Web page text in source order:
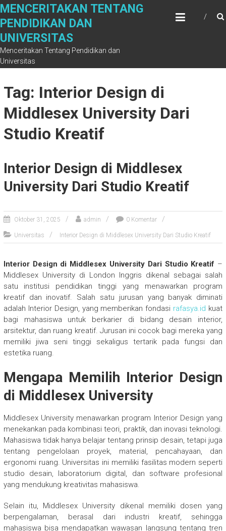
Skip
content
MENCERITAKAN TENTANG
PENDIDIKAN DAN
UNIVERSITAS
Menceritakan Tentang Pendidikan dan
Universitas
Tag: Interior Design di
Middlesex University Dari
Studio Kreatif
Interior Design di Middlesex
University Dari Studio Kreatif
Oktober 31, 2025 admin 0 Komentar
Universitas Interior Design di Middlesex University Dari Studio Kreatif
Interior Design di Middlesex University Dari Studio Kreatif –
Middlesex University di London Inggris dikenal sebagai salah
satu institusi pendidikan tinggi yang menawarkan program
kreatif dan inovatif. Salah satu jurusan yang banyak diminati
adalah Interior Design, yang memberikan fondasi rafasya.id kuat
bagi mahasiswa untuk berkarier di bidang desain interior,
arsitektur, dan ruang kreatif. Jurusan ini cocok bagi mereka yang
memiliki jiwa seni tinggi sekaligus tertarik pada fungsi dan
estetika ruang.
Mengapa Memilih Interior Design
di Middlesex University
Middlesex University menawarkan program Interior Design yang
menekankan pada kombinasi teori, praktik, dan inovasi teknologi.
Mahasiswa tidak hanya belajar tentang prinsip desain, tetapi juga
tentang pengelolaan proyek, material, pencahayaan, dan
ergonomi ruang. Universitas ini memiliki fasilitas modern seperti
studio desain, laboratorium digital, dan software profesional
yang mendukung kreativitas mahasiswa.
Selain itu, Middlesex University dikenal memiliki dosen yang
berpengalaman, berasal dari industri kreatif, sehingga
mahasiswa bisa mendapatkan wawasan langsung tentang tren